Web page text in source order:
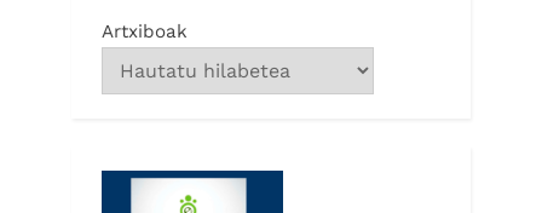
Artxiboak